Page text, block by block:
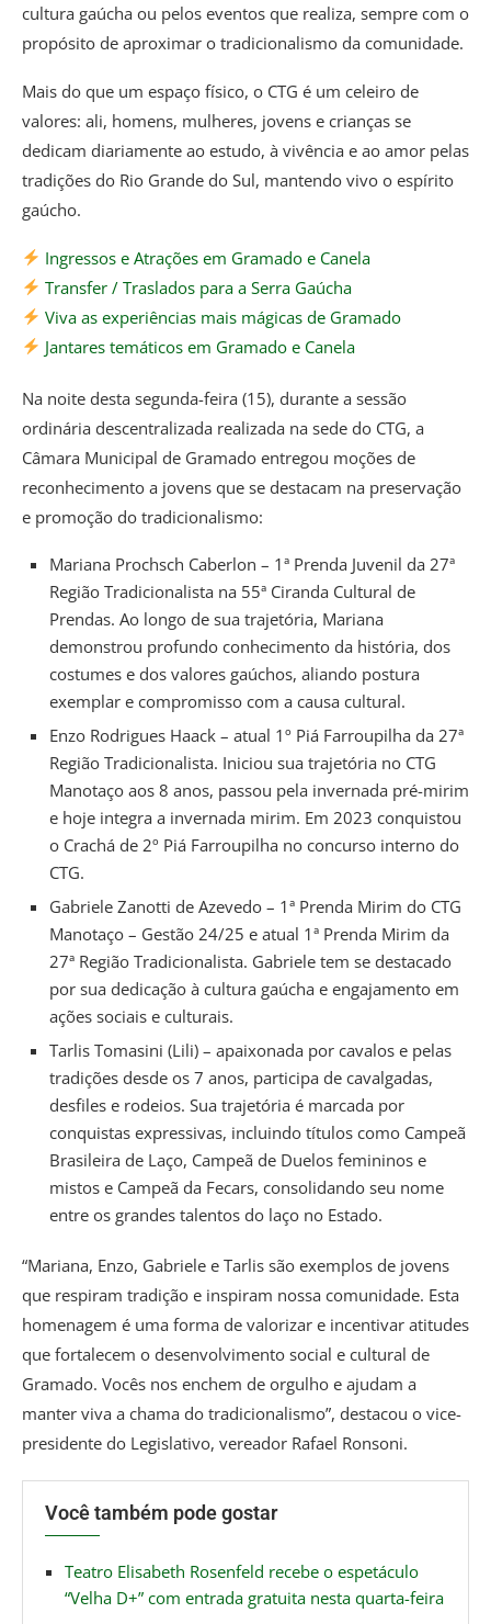
cultura gaúcha ou pelos eventos que realiza, sempre com o
propósito de aproximar o tradicionalismo da comunidade.
Mais do que um espaço físico, o CTG é um celeiro de
valores: ali, homens, mulheres, jovens e crianças se
dedicam diariamente ao estudo, à vivência e ao amor pelas
tradições do Rio Grande do Sul, mantendo vivo o espírito
gaúcho.
Ingressos e Atrações em Gramado e Canela
Transfer / Traslados para a Serra Gaúcha
Viva as experiências mais mágicas de Gramado
Jantares temáticos em Gramado e Canela
Na noite desta segunda-feira (15), durante a sessão
ordinária descentralizada realizada na sede do CTG, a
Câmara Municipal de Gramado entregou moções de
reconhecimento a jovens que se destacam na preservação
e promoção do tradicionalismo:
Mariana Prochsch Caberlon – 1ª Prenda Juvenil da 27ª
Região Tradicionalista na 55ª Ciranda Cultural de
Prendas. Ao longo de sua trajetória, Mariana
demonstrou profundo conhecimento da história, dos
costumes e dos valores gaúchos, aliando postura
exemplar e compromisso com a causa cultural.
Enzo Rodrigues Haack – atual 1º Piá Farroupilha da 27ª
Região Tradicionalista. Iniciou sua trajetória no CTG
Manotaço aos 8 anos, passou pela invernada pré-mirim
e hoje integra a invernada mirim. Em 2023 conquistou
o Crachá de 2º Piá Farroupilha no concurso interno do
CTG.
Gabriele Zanotti de Azevedo – 1ª Prenda Mirim do CTG
Manotaço – Gestão 24/25 e atual 1ª Prenda Mirim da
27ª Região Tradicionalista. Gabriele tem se destacado
por sua dedicação à cultura gaúcha e engajamento em
ações sociais e culturais.
Tarlis Tomasini (Lili) – apaixonada por cavalos e pelas
tradições desde os 7 anos, participa de cavalgadas,
desfiles e rodeios. Sua trajetória é marcada por
conquistas expressivas, incluindo títulos como Campeã
Brasileira de Laço, Campeã de Duelos femininos e
mistos e Campeã da Fecars, consolidando seu nome
entre os grandes talentos do laço no Estado.
“Mariana, Enzo, Gabriele e Tarlis são exemplos de jovens
que respiram tradição e inspiram nossa comunidade. Esta
homenagem é uma forma de valorizar e incentivar atitudes
que fortalecem o desenvolvimento social e cultural de
Gramado. Vocês nos enchem de orgulho e ajudam a
manter viva a chama do tradicionalismo”, destacou o vice-
presidente do Legislativo, vereador Rafael Ronsoni.
Você também pode gostar
Teatro Elisabeth Rosenfeld recebe o espetáculo
“Velha D+” com entrada gratuita nesta quarta-feira